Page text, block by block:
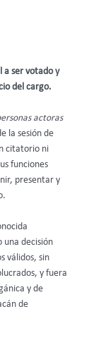
a ser votado y
del cargo.
actoras
la sesión de
citatorio ni
funciones
presentar y
una decisión
válidos, sin
y fuera
y de
de